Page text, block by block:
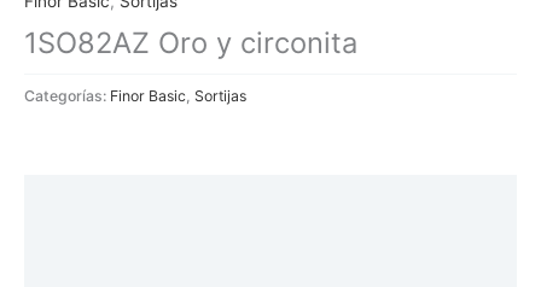
1SO82AZ Oro y circonita
Categorías: Finor Basic Sortijas